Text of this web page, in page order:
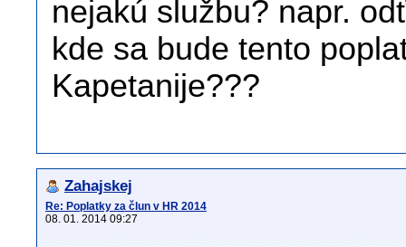
nejakú službu? napr.
kde sa bude tento
Kapetanije???
Zahajskej
Re: Poplatky za člun v HR 2014
08. 01. 2014 09:27